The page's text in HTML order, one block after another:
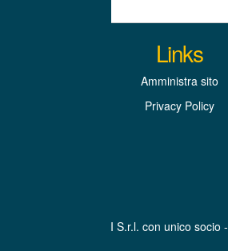
Links
Amministra sito
Privacy Policy
BEINASCO SERVIZI S.r.l. con unico socio -